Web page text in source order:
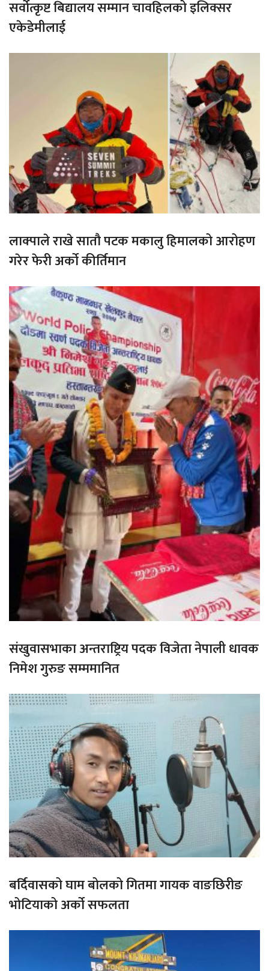
सर्वोत्कृष्ट बिद्यालय सम्मान चावहिलको इलिक्सर
एकेडेमीलाई
लाक्पाले राखे सातौ पटक मकालु हिमालको आरोहण
गरेर फेरी अर्को कीर्तिमान
संखुवासभाका अन्तराष्ट्रिय पदक विजेता नेपाली धावक
निमेश गुरुङ सम्ममानित
बर्दिवासको घाम बोलको गितमा गायक वाङछिरीङ
भोटियाको अर्को सफलता